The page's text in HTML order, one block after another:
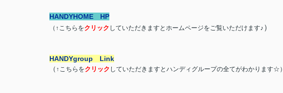
HANDYHOME HP
（↑こちらをクリック していただきますとホームページをご覧いただけます♪ ）
HANDYgroup Link
（ ↑こちらをクリック していただきますとハンディグループの全てがわかります☆）